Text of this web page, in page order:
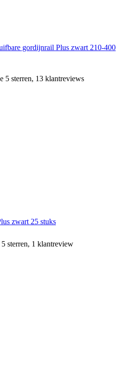
gordijnrail Plus zwart 210-400
5 sterren, 13 klantreviews
zwart 25 stuks
sterren, 1 klantreview